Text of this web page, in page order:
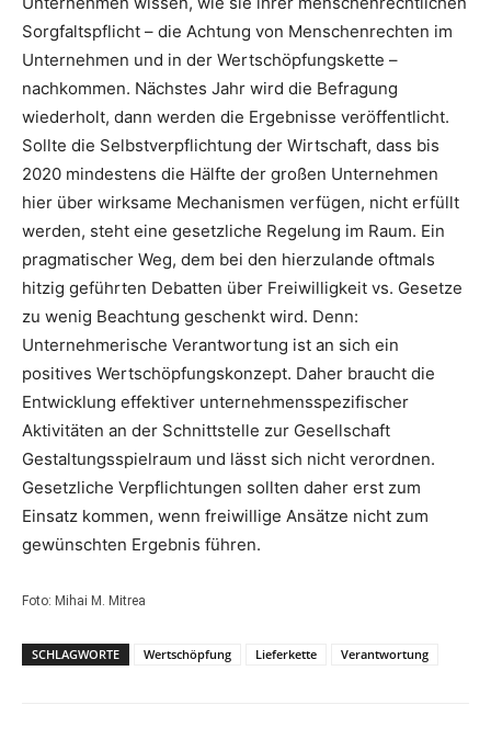
Sorgfaltspflicht – die Achtung von Menschenrechten im
Unternehmen und in der Wertschöpfungskette –
nachkommen. Nächstes Jahr wird die Befragung
wiederholt, dann werden die Ergebnisse veröffentlicht.
Sollte die Selbstverpflichtung der Wirtschaft, dass bis
2020 mindestens die Hälfte der großen Unternehmen
hier über wirksame Mechanismen verfügen, nicht erfüllt
werden, steht eine gesetzliche Regelung im Raum. Ein
pragmatischer Weg, dem bei den hierzulande oftmals
hitzig geführten Debatten über Freiwilligkeit vs. Gesetze
zu wenig Beachtung geschenkt wird. Denn:
Unternehmerische Verantwortung ist an sich ein
positives Wertschöpfungskonzept. Daher braucht die
Entwicklung effektiver unternehmensspezifischer
Aktivitäten an der Schnittstelle zur Gesellschaft
Gestaltungsspielraum und lässt sich nicht verordnen.
Gesetzliche Verpflichtungen sollten daher erst zum
Einsatz kommen, wenn freiwillige Ansätze nicht zum
gewünschten Ergebnis führen.
Foto: Mihai M. Mitrea
SCHLAGWORTE Wertschöpfung Lieferkette Verantwortung